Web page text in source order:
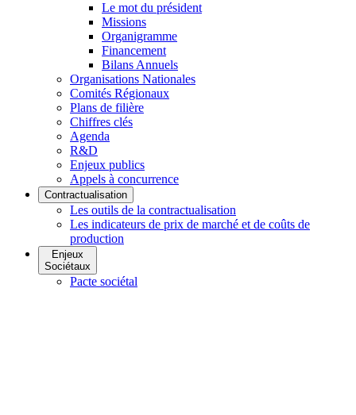
Le mot du président
Missions
Organigramme
Financement
Bilans Annuels
Organisations Nationales
Comités Régionaux
Plans de filière
Chiffres clés
Agenda
R&D
Enjeux publics
Appels à concurrence
Contractualisation
Les outils de la contractualisation
Les indicateurs de prix de marché et de coûts de
production
Enjeux
Sociétaux
Pacte sociétal